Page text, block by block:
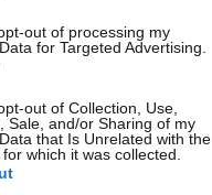
out of processing my
for Targeted Advertising.
out of Collection, Use,
Sale, and/or Sharing of my
that Is Unrelated with the
which it was collected.